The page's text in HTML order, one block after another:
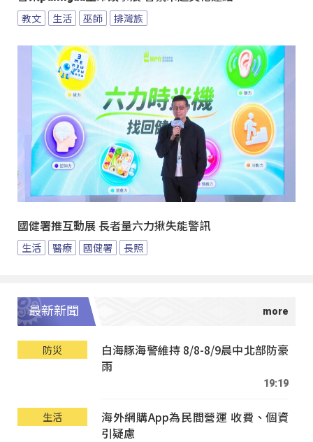
教文 生活 巫師 排灣族
國健署推互動展 長者量六力揪失能警訊
生活 醫療 國健署 長照
最新新聞
防災
白海豚海警維持 8/8-8/9晨中北部防豪
雨
19:19
生活
海外網購App為民間營運 收費、個資
引疑慮